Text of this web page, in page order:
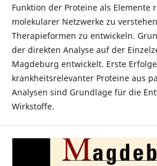
Funktion der Proteine als
molekularer Netzwerke zu
Therapieformen zu entwickeln.
der direkten Analyse auf der
Magdeburg entwickelt. Erste
krankheitsrelevanter Proteine aus
Analysen sind Grundlage für die
Wirkstoffe.